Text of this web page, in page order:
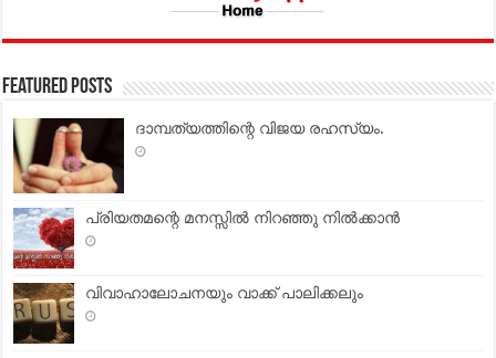
Featured Posts
ദാമ്പത്യത്തിന്റെ വിജയ രഹസ്യം.
പ്രിയതമന്റെ മനസ്സില്‍ നിറഞ്ഞു നില്‍ക്കാന്‍
വിവാഹാലോചനയും വാക്ക് പാലിക്കലും